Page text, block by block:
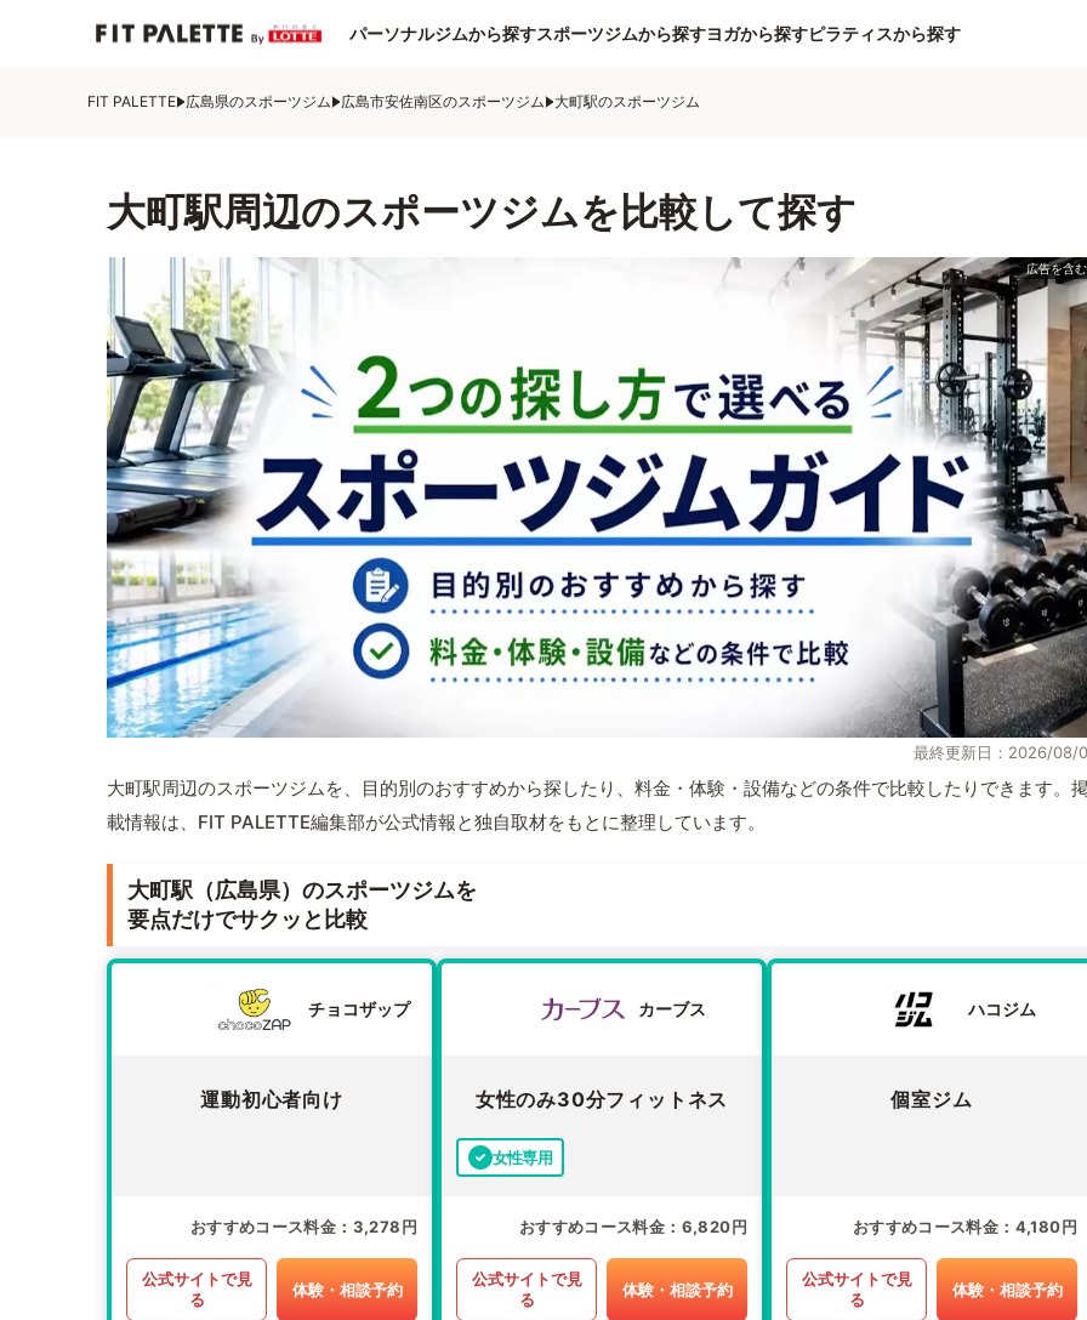
パーソナルジムから探すスポーツジムから探すヨガから探すピラティスから探す
FIT PALETTE 広島県のスポーツジム 広島市安佐南区のスポーツジム 大町駅のスポーツジム
大町駅周辺のスポーツジムを比較して探す
最終更新日：2026/08/
大町駅周辺のスポーツジムを、目的別のおすすめから探したり、料金・体験・設備などの条件で比較したりできます。
載情報は、FIT PALETTE編集部が公式情報と独自取材をもとに整理しています。
大町駅（広島県）のスポーツジムを
要点だけでサクッと比較
チョコザップ
運動初心者向け
おすすめコース料金 3,278円
公式サイトで見
る
体験・相談予約
カーブス
女性のみ30分フィットネス
女性専用
おすすめコース料金 6,820円
公式サイトで見
る
体験・相談予約
ハコジム
個室ジム
おすすめコース料金 4,180円
公式サイトで見
る
体験・相談予約